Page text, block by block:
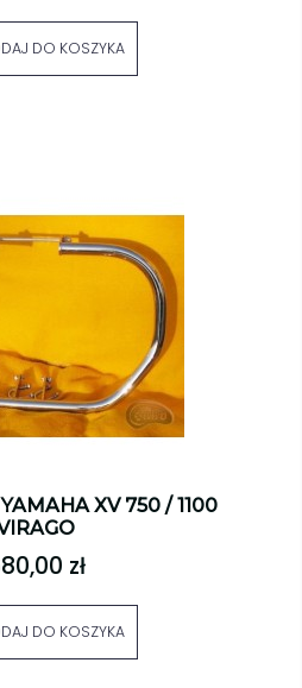
DO KOSZYKA
XV 750 / 1100
zł
DO KOSZYKA